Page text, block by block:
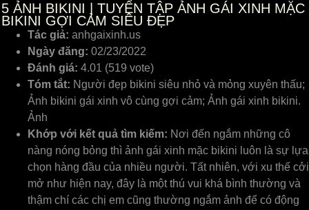
5 ẢNH BIKINI | TUYỂN TẬP ẢNH GÁI XINH MẶC
BIKINI GỢI CẢM SIÊU ĐẸP
Tác giả: anhgaixinh.us
Ngày đăng: 02/23/2022
Đánh giá: 4.01 (519 vote)
Tóm tắt: Người đẹp bikini siêu nhỏ và mỏng xuyên thấu;
Ảnh bikini gái xinh vô cùng gợi cảm; Ảnh gái xinh bikini.
Ảnh
Khớp với kết quả tìm kiếm: Nơi đến ngắm những cô
nàng nóng bỏng thì ảnh gái xinh mặc bikini luôn là sự lựa
chọn hàng đầu của nhiều người. Tất nhiên, với xu thế cởi
mở như hiện nay, đây là một thú vui khá bình thường và
thậm chí các chị em cũng thường ngắm ảnh để có động